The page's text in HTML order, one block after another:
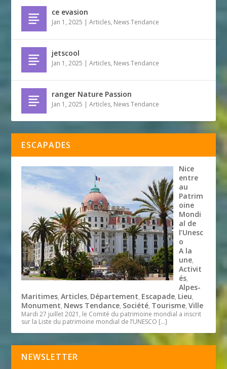
ce evasion
Jan 1, 2025 |Articles, News Tendance
jetscool
Jan 1, 2025 |Articles, News Tendance
ranger Nature Passion
Jan 1, 2025 |Articles, News Tendance
ESCAPADES
Nice
entre
au
Patrim
oine
Mondi
al de
l’Unesc
o
A la
une,
Activit
és,
Alpes-
Maritimes,Articles, Département, Escapade, Lieu,
Monument, News Tendance, Société, Tourisme,Ville
Mardi 27 juillet 2021, le Comité du patrimoine mondial a inscrit
sur la Liste du patrimoine mondial de l’UNESCO […]
NEWSLETTER